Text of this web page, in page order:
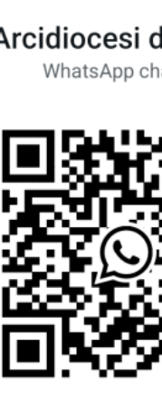
Scuola
in
18 - Fiano
in
mons.
ore 20.30 -
di don
alcuni